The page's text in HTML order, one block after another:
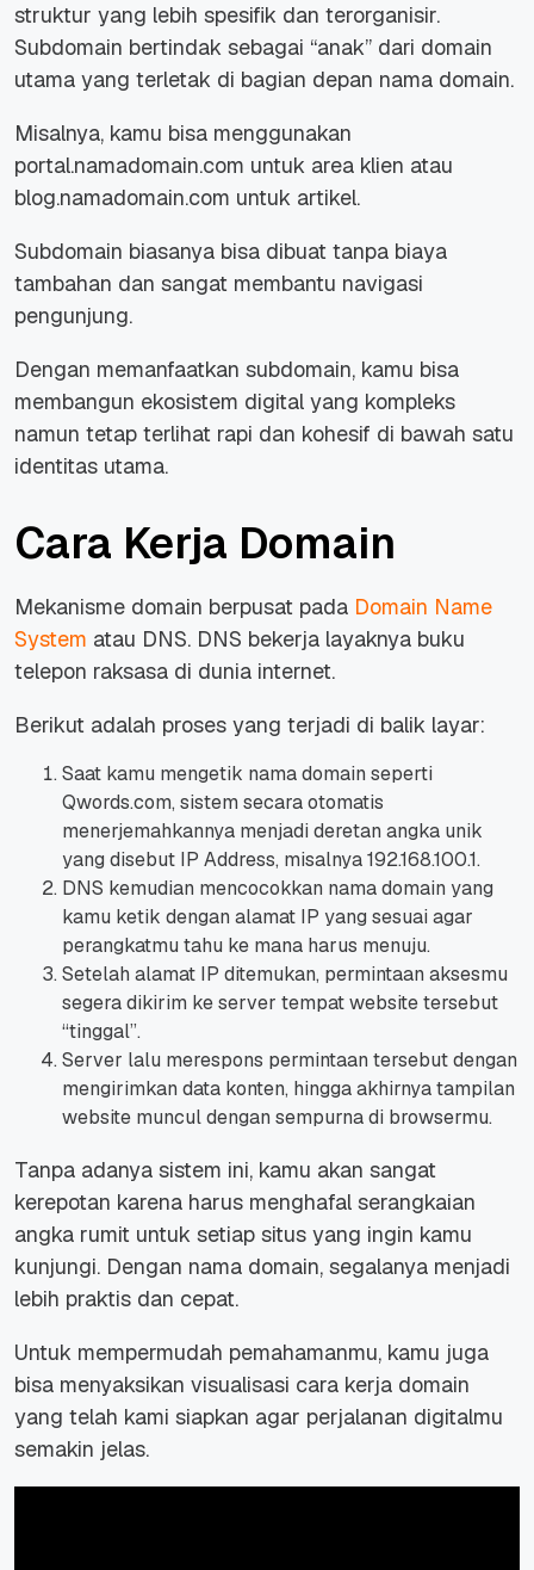
struktur yang lebih spesifik dan terorganisir.
Subdomain bertindak sebagai “anak” dari domain
utama yang terletak di bagian depan nama domain.
Misalnya, kamu bisa menggunakan
portal.namadomain.com untuk area klien atau
blog.namadomain.com untuk artikel.
Subdomain biasanya bisa dibuat tanpa biaya
tambahan dan sangat membantu navigasi
pengunjung.
Dengan memanfaatkan subdomain, kamu bisa
membangun ekosistem digital yang kompleks
namun tetap terlihat rapi dan kohesif di bawah satu
identitas utama.
Cara Kerja Domain
Mekanisme domain berpusat pada Domain Name
System atau DNS. DNS bekerja layaknya buku
telepon raksasa di dunia internet.
Berikut adalah proses yang terjadi di balik layar:
Saat kamu mengetik nama domain seperti
Qwords.com, sistem secara otomatis
menerjemahkannya menjadi deretan angka unik
yang disebut IP Address, misalnya 192.168.100.1.
DNS kemudian mencocokkan nama domain yang
kamu ketik dengan alamat IP yang sesuai agar
perangkatmu tahu ke mana harus menuju.
Setelah alamat IP ditemukan, permintaan aksesmu
segera dikirim ke server tempat website tersebut
“tinggal”.
Server lalu merespons permintaan tersebut dengan
mengirimkan data konten, hingga akhirnya tampilan
website muncul dengan sempurna di browsermu.
Tanpa adanya sistem ini, kamu akan sangat
kerepotan karena harus menghafal serangkaian
angka rumit untuk setiap situs yang ingin kamu
kunjungi. Dengan nama domain, segalanya menjadi
lebih praktis dan cepat.
Untuk mempermudah pemahamanmu, kamu juga
bisa menyaksikan visualisasi cara kerja domain
yang telah kami siapkan agar perjalanan digitalmu
semakin jelas.